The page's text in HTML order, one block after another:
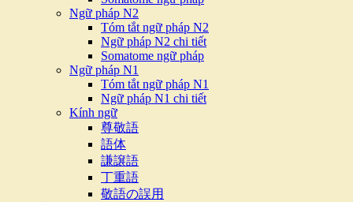
Ngữ pháp N2
Tóm tắt ngữ pháp N2
Ngữ pháp N2 chi tiết
Somatome ngữ pháp
Ngữ pháp N1
Tóm tắt ngữ pháp N1
Ngữ pháp N1 chi tiết
Kính ngữ
尊敬語
語体
謙譲語
丁重語
敬語の誤用